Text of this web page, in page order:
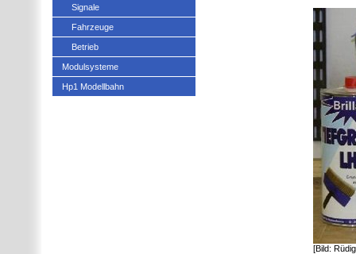
[Bild:
Signale
Fahrzeuge
Betrieb
Modulsysteme
Hp1 Modellbahn